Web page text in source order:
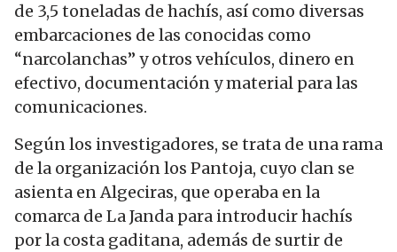
de 3,5 toneladas de hachís, así como diversas
embarcaciones de las conocidas como
“narcolanchas” y otros vehículos, dinero en
efectivo, documentación y material para las
comunicaciones.
Según los investigadores, se trata de una rama
de la organización los Pantoja, cuyo clan se
asienta en Algeciras, que operaba en la
comarca de La Janda para introducir hachís
por la costa gaditana, además de surtir de